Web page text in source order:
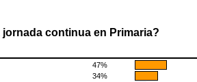
jornada continua en Primaria?
47%
34%